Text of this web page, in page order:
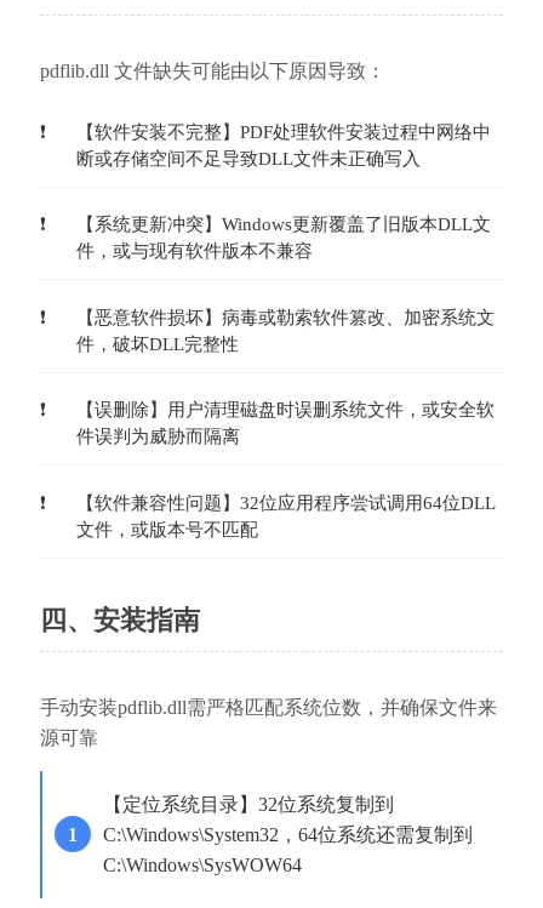
pdflib.dll 文件缺失可能由以下原因导致：
【软件安装不完整】PDF处理软件安装过程中网络中
断或存储空间不足导致DLL文件未正确写入
【系统更新冲突】Windows更新覆盖了旧版本DLL文
件，或与现有软件版本不兼容
【恶意软件损坏】病毒或勒索软件篡改、加密系统文
件，破坏DLL完整性
【误删除】用户清理磁盘时误删系统文件，或安全软
件误判为威胁而隔离
【软件兼容性问题】32位应用程序尝试调用64位DLL
文件，或版本号不匹配
四、安装指南
手动安装pdflib.dll需严格匹配系统位数，并确保文件来
源可靠
【定位系统目录】32位系统复制到
C:\Windows\System32，64位系统还需复制到
C:\Windows\SysWOW64